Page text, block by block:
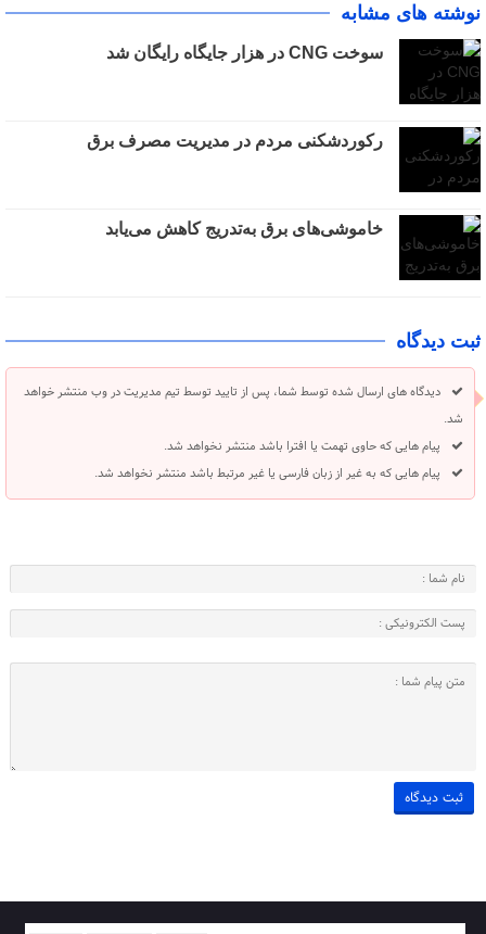
نوشته های مشابه
سوخت CNG در هزار جایگاه رایگان شد
رکوردشکنی مردم در مدیریت مصرف برق
خاموشی‌های برق به‌تدریج کاهش می‌یابد
ثبت دیدگاه
دیدگاه های ارسال شده توسط شما، پس از تایید توسط تیم مدیریت در وب منتشر خواهد
شد.
پیام هایی که حاوی تهمت یا افترا باشد منتشر نخواهد شد.
پیام هایی که به غیر از زبان فارسی یا غیر مرتبط باشد منتشر نخواهد شد.